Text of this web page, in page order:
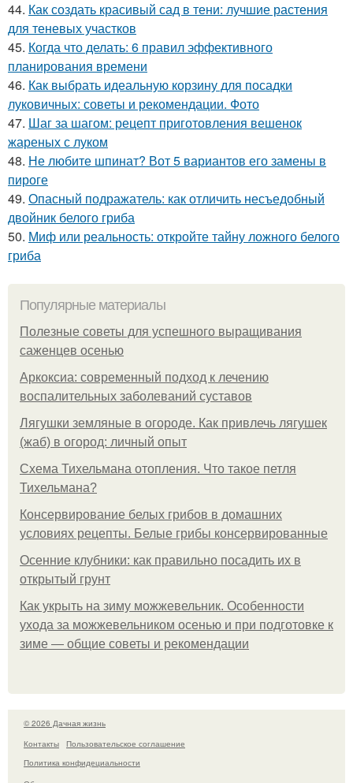
44. Как создать красивый сад в тени: лучшие растения
для теневых участков
45. Когда что делать: 6 правил эффективного
планирования времени
46. Как выбрать идеальную корзину для посадки
луковичных: советы и рекомендации. Фото
47. Шаг за шагом: рецепт приготовления вешенок
жареных с луком
48. Не любите шпинат? Вот 5 вариантов его замены в
пироге
49. Опасный подражатель: как отличить несъедобный
двойник белого гриба
50. Миф или реальность: откройте тайну ложного белого
гриба
Популярные материалы
Полезные советы для успешного выращивания
саженцев осенью
Аркоксиа: современный подход к лечению
воспалительных заболеваний суставов
Лягушки земляные в огороде. Как привлечь лягушек
(жаб) в огород: личный опыт
Схема Тихельмана отопления. Что такое петля
Тихельмана?
Консервирование белых грибов в домашних
условиях рецепты. Белые грибы консервированные
Осенние клубники: как правильно посадить их в
открытый грунт
Как укрыть на зиму можжевельник. Особенности
ухода за можжевельником осенью и при подготовке к
зиме — общие советы и рекомендации
© 2026 Дачная жизнь
Контакты
Пользовательское соглашение
Политика конфидециальности